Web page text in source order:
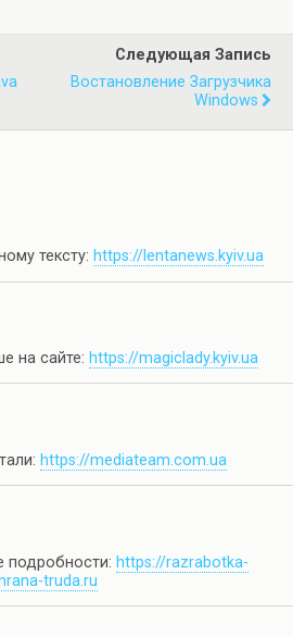
Следующая Запись
Востановление Загрузчика
Windows
тексту: https://lentanews.kyiv.ua
на сайте: https://magiclady.kyiv.ua
https://mediateam.com.ua
подробности: https://razrabotka-
truda.ru